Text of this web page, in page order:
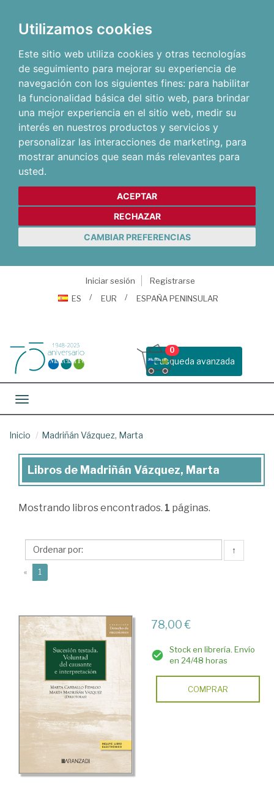
Utilizamos cookies
Este sitio web utiliza cookies y otras tecnologías
de seguimiento para mejorar su experiencia de
navegación con los siguientes fines: para habilitar
la funcionalidad básica del sitio web, para brindar
una mejor experiencia en el sitio web, medir su
interés en nuestros productos y servicios y
personalizar las interacciones de marketing, para
mostrar anuncios que sean más relevantes para
usted.
ACEPTAR
RECHAZAR
CAMBIAR PREFERENCIAS
Iniciar sesión
Registrarse
ES
EUR ESPAÑA PENINSULAR
Busqueda avanzada
0
Toggle navigation
Inicio Madriñán Vázquez, Marta
Libros
Madriñán
Marta
Libros de Madriñán Vázquez, Marta
Mostrando libros encontrados. 1 páginas.
↑
« 1
78,00 €
Stock en librería. Envío
en 24/48 horas
COMPRAR